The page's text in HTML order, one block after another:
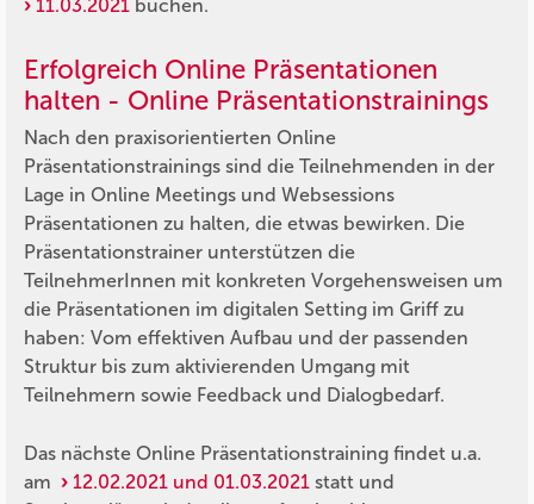
11.03.2021 buchen.
Erfolgreich Online Präsentationen
halten - Online Präsentationstrainings
Nach den praxisorientierten Online
Präsentationstrainings sind die Teilnehmenden in der
Lage in Online Meetings und Websessions
Präsentationen zu halten, die etwas bewirken. Die
Präsentationstrainer unterstützen die
TeilnehmerInnen mit konkreten Vorgehensweisen um
die Präsentationen im digitalen Setting im Griff zu
haben: Vom effektiven Aufbau und der passenden
Struktur bis zum aktivierenden Umgang mit
Teilnehmern sowie Feedback und Dialogbedarf.
Das nächste Online Präsentationstraining findet u.a.
am
12.02.2021 und 01.03.2021 statt und